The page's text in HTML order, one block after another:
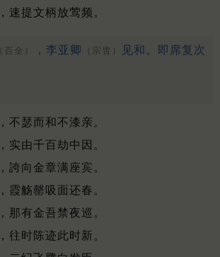
速提文柄放莺频。
（百全） ，李亚卿 （宗胄）
见和。即席复次
不瑟而和不漆亲。
实由千百劫中因。
誇向金章满座宾。
霞觞罄吸面还春。
那有金吾禁夜巡。
往时陈迹此时新。